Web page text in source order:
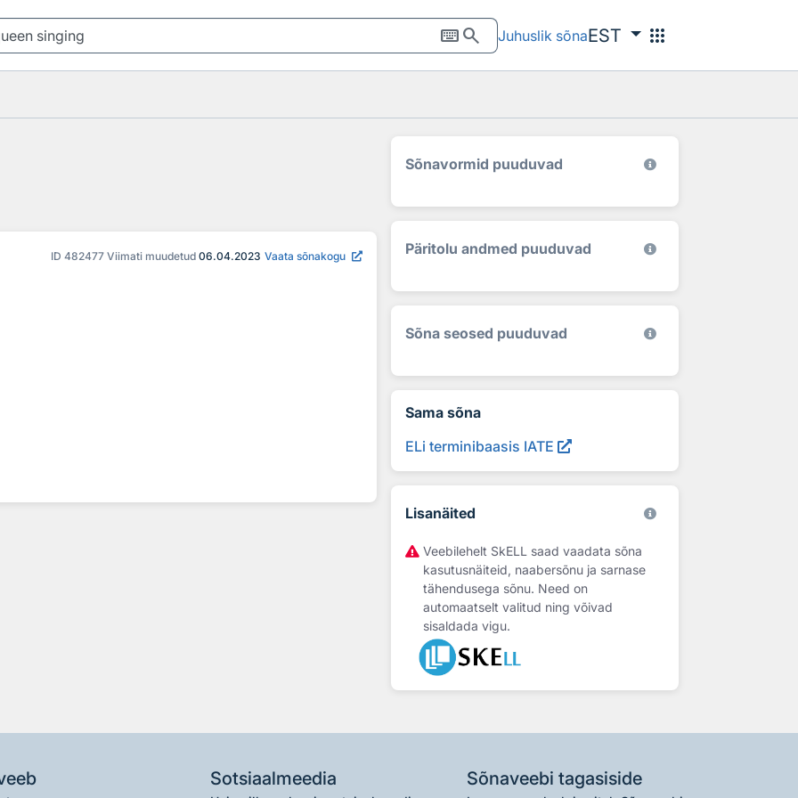
keyboardsearch Juhuslik sõnaEST apps
ID 482477 Viimati muudetud 06.04.2023 Vaata sõnakogu
Sõnavormid puuduvad
Päritolu andmed puuduvad
Sõna seosed puuduvad
Sama sõna
ELi terminibaasis IATE
Lisanäited
Veebilehelt SkELL saad vaadata sõna
kasutusnäiteid, naabersõnu ja sarnase
tähendusega sõnu. Need on
automaatselt valitud ning võivad
sisaldada vigu.
Sotsiaalmeedia Sõnaveebi tagasiside